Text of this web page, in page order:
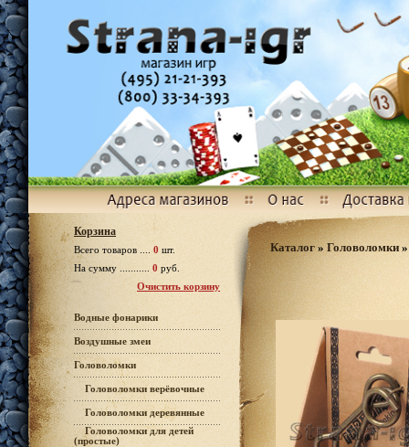
Корзина
Всего товаров ....0 шт.
На сумму ........... 0 руб.
Очистить корзину
Водные фонарики
Воздушные змеи
Головоломки
Головоломки верёвочные
Головоломки деревянные
Головоломки для детей
(простые)
Каталог»Головоломки